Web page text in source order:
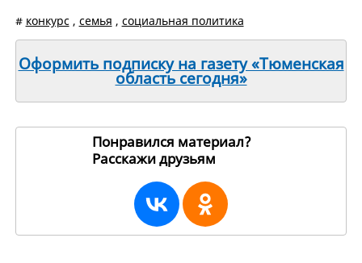
# конкурс , семья , социальная политика
Оформить подписку на газету «Тюменская
область сегодня»
Понравился материал?
Расскажи друзьям